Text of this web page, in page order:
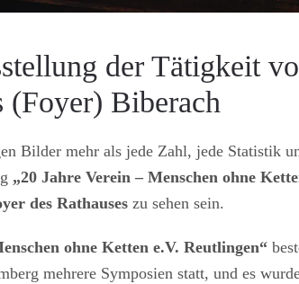
der Tätigkeit
(Foyer) Biberach
Bilder mehr als jede Zahl, jede Statistik
„20 Jahre Verein – Menschen ohne
des Rathauses zu sehen sein.
ohne Ketten e.V. Reutlingen“
mehrere Symposien statt, und es